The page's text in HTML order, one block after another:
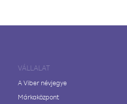
VÁLLALAT
A Viber névjegye
Márkaközpont